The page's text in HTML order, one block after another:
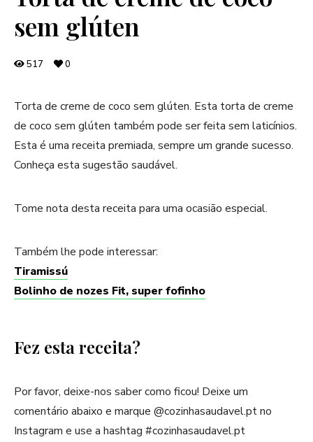
sem glúten
517 0
Torta de creme de coco sem glúten. Esta torta de creme
de coco sem glúten também pode ser feita sem laticínios.
Esta é uma receita premiada, sempre um grande sucesso.
Conheça esta sugestão saudável.
Tome nota desta receita para uma ocasião especial.
Também lhe pode interessar:
Tiramissú
Bolinho de nozes Fit, super fofinho
Fez esta receita?
Por favor, deixe-nos saber como ficou! Deixe um
comentário abaixo e marque @cozinhasaudavel.pt no
Instagram e use a hashtag #cozinhasaudavel.pt